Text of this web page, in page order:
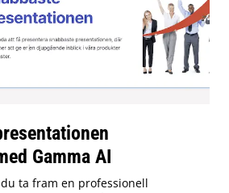
Gamma AI
ta fram en professionell